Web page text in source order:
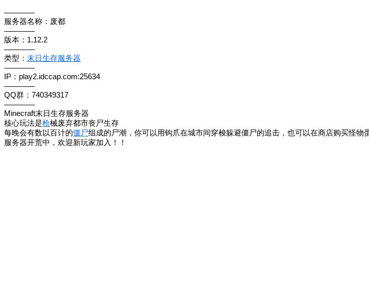
————
服务器名称：废都
————
版本：1.12.2
————
类型： 末日生存服务器
————
IP：play2.idccap.com:25634
————
QQ群：740349317
————
Minecraft末日生存服务器
核心玩法是枪械废弃都市丧尸生存
每晚会有数以百计的僵尸组成的尸潮，你可以用钩爪在城市间穿梭躲避僵尸的追击，也可以在商店购买怪
服务器开荒中，欢迎新玩家加入！！